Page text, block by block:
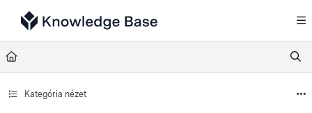
Documentation Index
Fetch the complete documentation index at:
Use this file to discover all available pages before exploring further.
Kategória nézet